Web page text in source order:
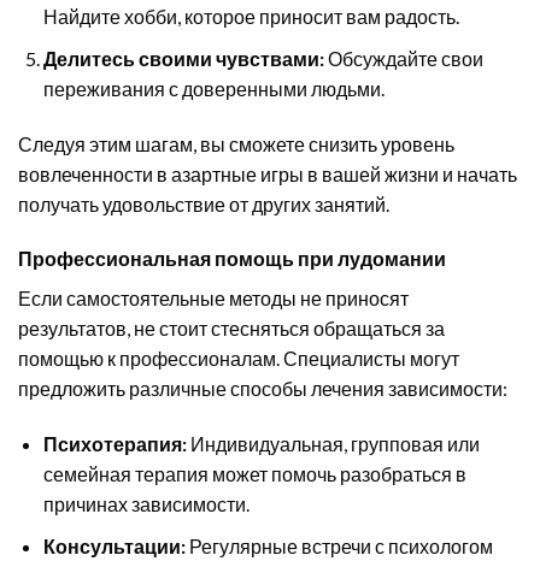
Найдите хобби, которое приносит вам радость.
Делитесь своими чувствами:Обсуждайте свои
переживания с доверенными людьми.
Следуя этим шагам, вы сможете снизить уровень
вовлеченности в азартные игры в вашей жизни и начать
получать удовольствие от других занятий.
Профессиональная помощь при лудомании
Если самостоятельные методы не приносят
результатов, не стоит стесняться обращаться за
помощью к профессионалам. Специалисты могут
предложить различные способы лечения зависимости:
Психотерапия:Индивидуальная, групповая или
семейная терапия может помочь разобраться в
причинах зависимости.
Консультации:Регулярные встречи с психологом